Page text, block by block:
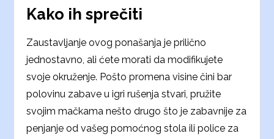
Kako ih sprečiti
Zaustavljanje ovog ponašanja je prilično
jednostavno, ali ćete morati da modifikujete
svoje okruženje. Pošto promena visine čini bar
polovinu zabave u igri rušenja stvari, pružite
svojim mačkama nešto drugo što je zabavnije za
penjanje od vašeg pomoćnog stola ili police za